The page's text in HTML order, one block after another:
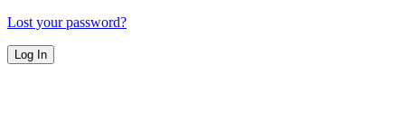
Lost your password?